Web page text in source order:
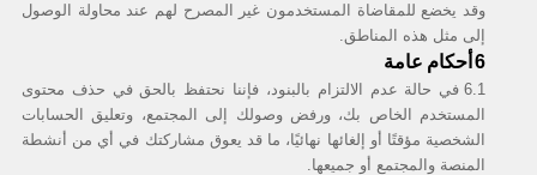
وقد يخضع للمقاضاة المستخدمون غير المصرح لهم عند محاولة الوصول
إلى مثل هذه المناطق.
6 أحكام عامة
6.1 في حالة عدم الالتزام بالبنود، فإننا نحتفظ بالحق في حذف محتوى
المستخدم الخاص بك، ورفض وصولك إلى المجتمع، وتعليق الحسابات
الشخصية مؤقتًا أو إلغائها نهائيًا، ما قد يعوق مشاركتك في أي من أنشطة
المنصة والمجتمع أو جميعها.